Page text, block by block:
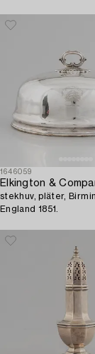
1646059
Elkington &
stekhuv, pläter,
England 1851.